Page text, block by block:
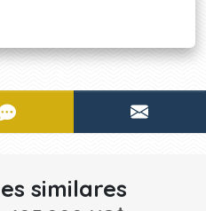
WHATSAPP
CONTACTAR POR SMS
similares